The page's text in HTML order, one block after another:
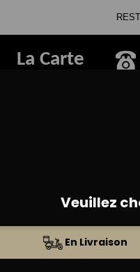
La Carte
PIZZAS